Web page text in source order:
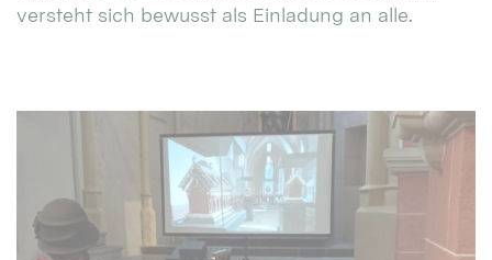
versteht sich bewusst als Einladung an alle.